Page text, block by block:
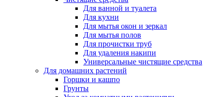
Для ванной и туалета
Для кухни
Для мытья окон и зеркал
Для мытья полов
Для прочистки труб
Для удаления накипи
Универсальные чистящие средства
Для домашних растений
Горшки и кашпо
Грунты